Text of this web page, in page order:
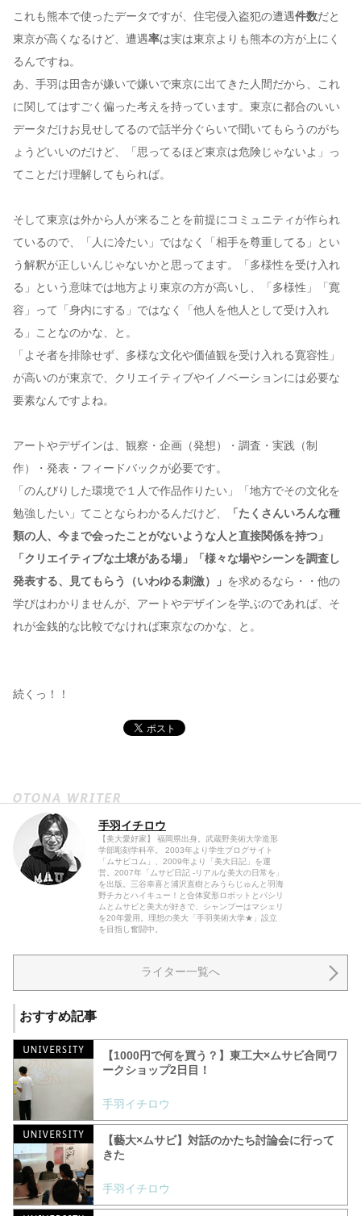
これも熊本で使ったデータですが、住宅侵入盗犯の遭遇件数だと
東京が高くなるけど、遭遇率は実は東京よりも熊本の方が上にく
るんですね。
あ、手羽は田舎が嫌いで嫌いで東京に出てきた人間だから、これ
に関してはすごく偏った考えを持っています。東京に都合のいい
データだけお見せしてるので話半分ぐらいで聞いてもらうのがち
ょうどいいのだけど、「思ってるほど東京は危険じゃないよ」っ
てことだけ理解してもられば。
そして東京は外から人が来ることを前提にコミュニティが作られ
ているので、「人に冷たい」ではなく「相手を尊重してる」とい
う解釈が正しいんじゃないかと思ってます。「多様性を受け入れ
る」という意味では地方より東京の方が高いし、「多様性」「寛
容」って「身内にする」ではなく「他人を他人として受け入れ
る」ことなのかな、と。
「よそ者を排除せず、多様な文化や価値観を受け入れる寛容性」
が高いのが東京で、クリエイティブやイノベーションには必要な
要素なんですよね。
アートやデザインは、観察・企画（発想）・調査・実践（制
作）・発表・フィードバックが必要です。
「のんびりした環境で１人で作品作りたい」「地方でその文化を
勉強したい」てことならわかるんだけど、
「たくさんいろんな種
類の人、今まで会ったことがないような人と直接関係を持つ」
「クリエイティブな土壌がある場」「様々な場やシーンを調査し
発表する、見てもらう（いわゆる刺激）」 を求めるなら・・他の
学びはわかりませんが、アートやデザインを学ぶのであれば、そ
れが金銭的な比較でなければ東京なのかな、と。
続くっ！！
手羽イチロウ
【美大愛好家】 福岡県出身。武蔵野美術大学造形
学部彫刻学科卒。 2003年より学生ブログサイト
「ムサビコム」、2009年より「美大日記」を運
営。2007年「ムサビ日記 -リアルな美大の日常を」
を出版。三谷幸喜と浦沢直樹とみうらじゅんと羽海
野チカとハイキュー！と合体変形ロボットとパシリ
ムとムサビと美大が好きで、シャンプーはマシェリ
を20年愛用。理想の美大「手羽美術大学★」設立
を目指し奮闘中。
ライター一覧へ
おすすめ記事
【1000円で何を買う？】東工大×ムサビ合同ワ
ークショップ2日目！
手羽イチロウ
【藝大×ムサビ】対話のかたち討論会に行って
きた
手羽イチロウ